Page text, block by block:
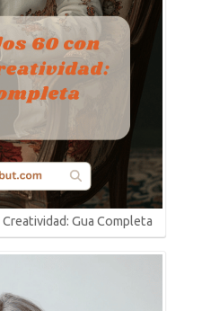
Gua Completa